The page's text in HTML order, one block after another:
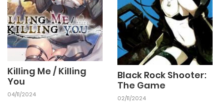
Killing Me / Killing
You
04/11/2024
Black Rock Shooter:
The Game
02/11/2024